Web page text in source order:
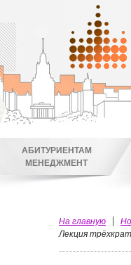
АБИТУРИЕНТАМ
МЕНЕДЖМЕНТ
На главную
Лекция